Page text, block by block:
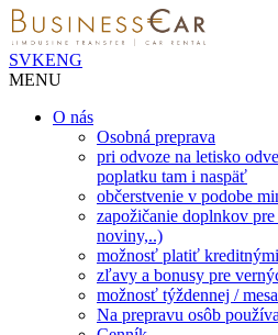
SVKENG
MENU
O nás
Osobná preprava
pri odvoze na letisko
poplatku tam i naspäť
občerstvenie v podobe
zapožičanie doplnkov
noviny,..)
možnosť platiť
zľavy a bonusy pre
možnosť týždennej /
Na prepravu osôb